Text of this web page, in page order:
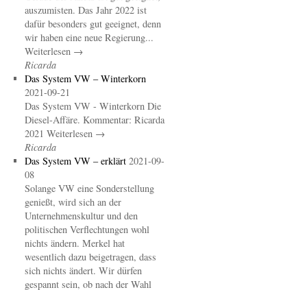
auszumisten. Das Jahr 2022 ist
dafür besonders gut geeignet, denn
wir haben eine neue Regierung...
Weiterlesen →
Ricarda
Das System VW – Winterkorn
2021-09-21
Das System VW - Winterkorn Die
Diesel-Affäre. Kommentar: Ricarda
2021 Weiterlesen →
Ricarda
Das System VW – erklärt 2021-09-
08
Solange VW eine Sonderstellung
genießt, wird sich an der
Unternehmenskultur und den
politischen Verflechtungen wohl
nichts ändern. Merkel hat
wesentlich dazu beigetragen, dass
sich nichts ändert. Wir dürfen
gespannt sein, ob nach der Wahl